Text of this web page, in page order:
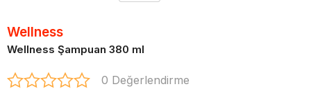
Wellness
Wellness Şampuan 380 ml
0 Değerlendirme